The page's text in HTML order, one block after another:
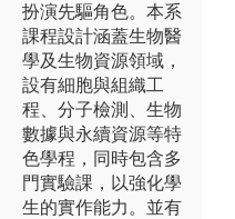
扮演先驅角色。本系
課程設計涵蓋生物醫
學及生物資源領域，
設有細胞與組織工
程、分子檢測、生物
數據與永續資源等特
色學程，同時包含多
門實驗課，以強化學
生的實作能力。並有